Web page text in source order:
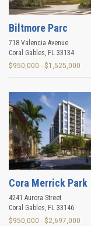
Biltmore Parc
718 Valencia Avenue
Coral Gables, FL 33134
$950,000 - $1,525,000
Cora Merrick Park
4241 Aurora Street
Coral Gables, FL 33146
$950,000 - $2,697,000